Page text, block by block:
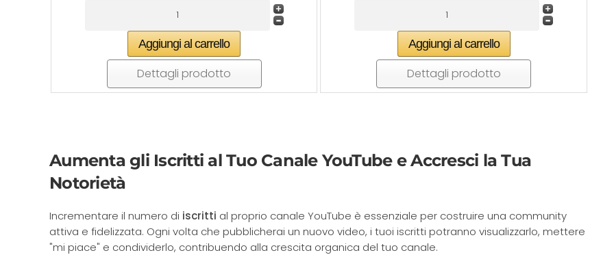
Dettagli prodotto Dettagli prodotto
Aumenta gli Iscritti al Tuo Canale YouTube e Accresci la Tua
Notorietà
Incrementare il numero di iscritti al proprio canale YouTube è essenziale per costruire una community
attiva e fidelizzata. Ogni volta che pubblicherai un nuovo video, i tuoi iscritti potranno visualizzarlo, mettere
"mi piace" e condividerlo, contribuendo alla crescita organica del tuo canale.
Riepilogo generato dall'IA